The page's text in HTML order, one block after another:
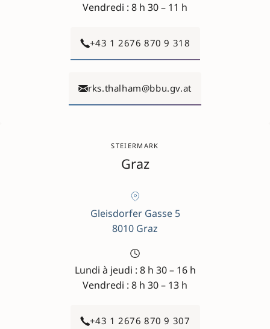
Vendredi : 8 h 30 – 11 h
+43 1 2676 870 9 318
rks.thalham@bbu.gv.at
STEIERMARK
Graz
Gleisdorfer Gasse 5
8010 Graz
Lundi à jeudi : 8 h 30 – 16 h
Vendredi : 8 h 30 – 13 h
+43 1 2676 870 9 307